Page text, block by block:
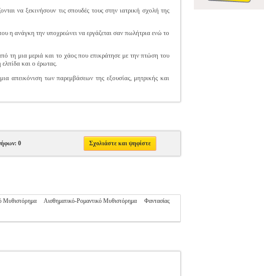
να ξεκινήσουν τις σπουδές τους στην ιατρική σχολή της
η ανάγκη την υποχρεώνει να εργάζεται σαν πωλήτρια ενώ το
τη μια μεριά και το χάος που επικράτησε με την πτώση του
και ο έρωτας.
απεικόνιση των παρεμβάσεων της εξουσίας, μητρικής και
0 Σχολιάστε και ψηφίστε
Μυθιστόρημα Αισθηματικό-Ρομαντικό Μυθιστόρημα
Φαντασίας